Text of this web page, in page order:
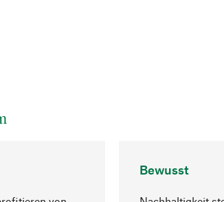
Bewusst